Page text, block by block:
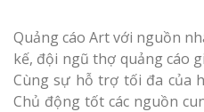
Quảng cáo Art với nguồn
kế, đội ngũ thợ quảng cáo
Cùng sự hỗ trợ tối đa của
Chủ động tốt các nguồn